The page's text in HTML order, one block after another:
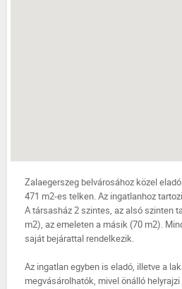
Zalaegerszeg belvárosához közel
471 m2-es telken. Az ingatlanhoz
A társasház 2 szintes, az alsó szinten
m2), az emeleten a másik (70 m2).
saját bejárattal rendelkezik.
Az ingatlan egyben is eladó, illetve a
megvásárolhatók, mivel önálló